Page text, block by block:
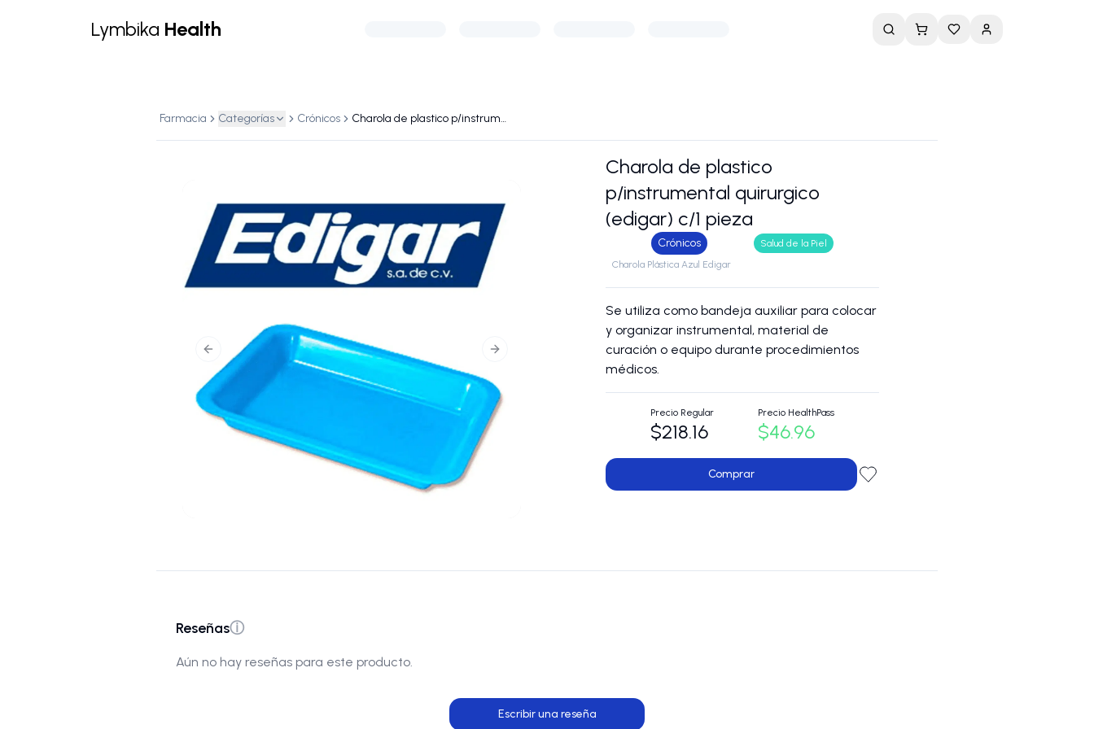
Lymbika Health
Farmacia Categorías Crónicos Charola de plastico p/instrumental quirurgico (edigar) c/1 pieza
Previous slide Next slide
Charola de plastico
p/instrumental quirurgico
(edigar) c/1 pieza
Crónicos
Salud de la Piel
Charola Plástica Azul Edigar
Se utiliza como bandeja auxiliar para colocar
y organizar instrumental, material de
curación o equipo durante procedimientos
médicos.
Precio Regular
$218.16
Precio HealthPass
$46.96
Comprar
Reseñasⓘ
Aún no hay reseñas para este producto.
Escribir una reseña